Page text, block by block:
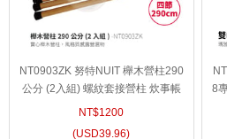
NT0903ZK 努特NUIT 櫸木營柱290
公分 (2入組) 螺紋套接營柱 炊事帳
蓬 天幕帳篷 門廷柱 前廷柱 配件
NT$1200
(USD39.96)
8